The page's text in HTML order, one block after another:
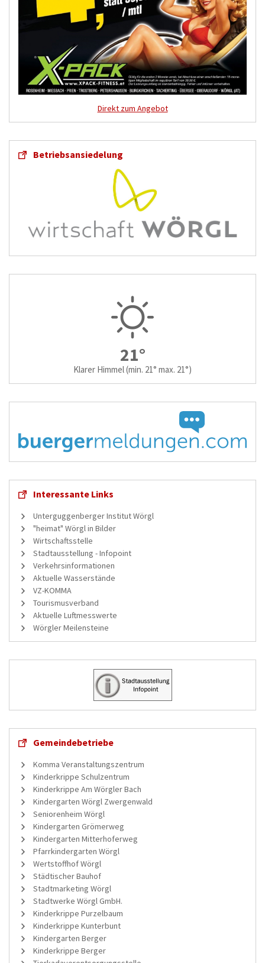
Direkt zum Angebot
Betriebsansiedelung
21°
Klarer Himmel(min. 21° max. 21°)
Interessante Links
Unterguggenberger Institut Wörgl
"heimat" Wörgl in Bilder
Wirtschaftsstelle
Stadtausstellung - Infopoint
Verkehrsinformationen
Aktuelle Wasserstände
VZ-KOMMA
Tourismusverband
Aktuelle Luftmesswerte
Wörgler Meilensteine
Gemeindebetriebe
Komma Veranstaltungszentrum
Kinderkrippe Schulzentrum
Kinderkrippe Am Wörgler Bach
Kindergarten Wörgl Zwergenwald
Seniorenheim Wörgl
Kindergarten Grömerweg
Kindergarten Mitterhoferweg
Pfarrkindergarten Wörgl
Wertstoffhof Wörgl
Städtischer Bauhof
Stadtmarketing Wörgl
Stadtwerke Wörgl GmbH.
Kinderkrippe Purzelbaum
Kinderkrippe Kunterbunt
Kindergarten Berger
Kinderkrippe Berger